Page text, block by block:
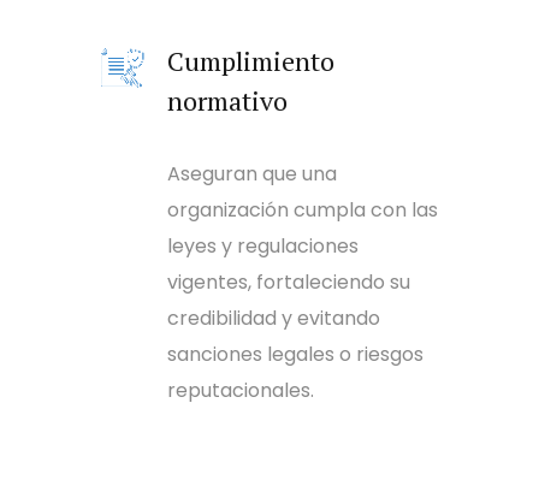
Cumplimiento
normativo
Aseguran que una
organización cumpla con las
leyes y regulaciones
vigentes, fortaleciendo su
credibilidad y evitando
sanciones legales o riesgos
reputacionales.